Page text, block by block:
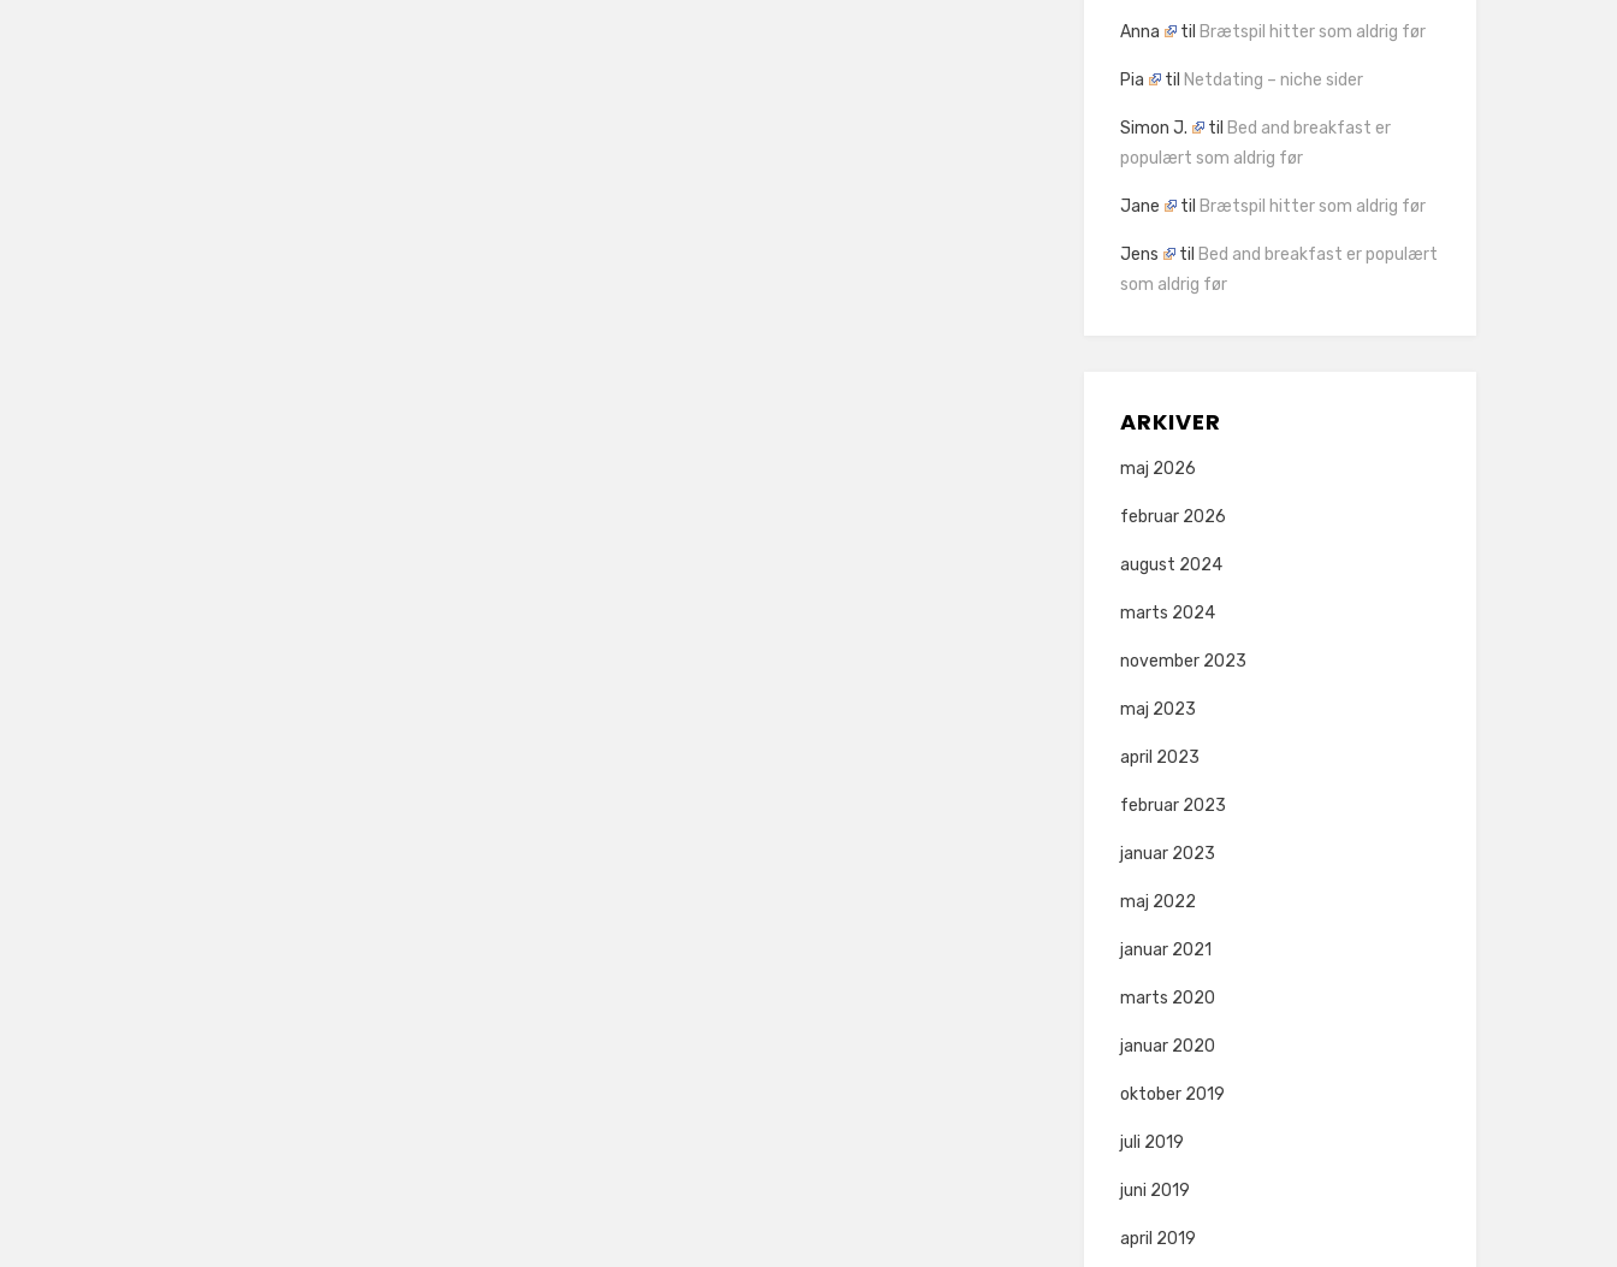
Anna til Brætspil hitter som aldrig før
Pia til Netdating – niche sider
Simon J. til Bed and breakfast er
populært som aldrig før
Jane til Brætspil hitter som aldrig før
Jens til Bed and breakfast er populært
som aldrig før
ARKIVER
maj 2026
februar 2026
august 2024
marts 2024
november 2023
maj 2023
april 2023
februar 2023
januar 2023
maj 2022
januar 2021
marts 2020
januar 2020
oktober 2019
juli 2019
juni 2019
april 2019